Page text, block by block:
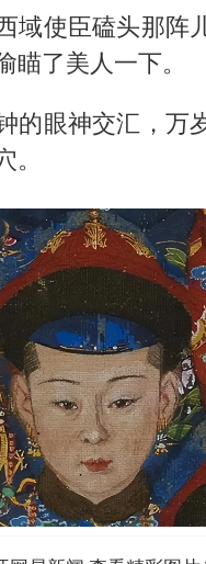
域使臣磕头那阵
瞄了美人一下。
的眼神交汇，万